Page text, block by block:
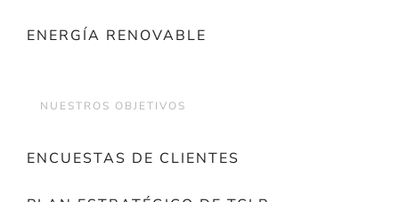
ENERGÍA RENOVABLE
NUESTROS OBJETIVOS
ENCUESTAS DE CLIENTES